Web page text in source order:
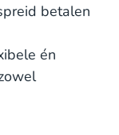
betalen
én